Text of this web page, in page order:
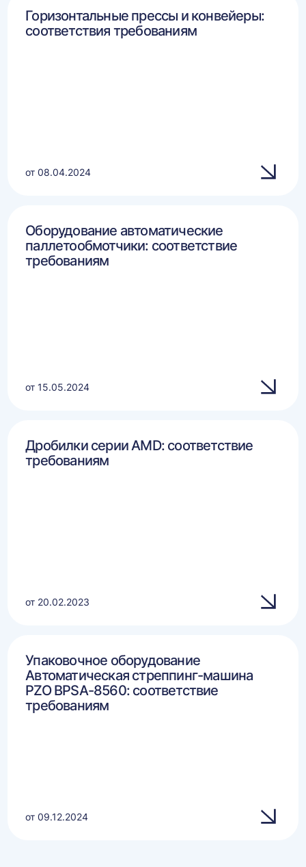
Горизонтальные прессы и конвейеры:
соответствия требованиям
от 08.04.2024
Оборудование автоматические
паллетообмотчики: соответствие
требованиям
от 15.05.2024
Дробилки серии AMD: соответствие
требованиям
от 20.02.2023
Упаковочное оборудование
Автоматическая стреппинг-машина
PZO BPSA-8560: соответствие
требованиям
от 09.12.2024